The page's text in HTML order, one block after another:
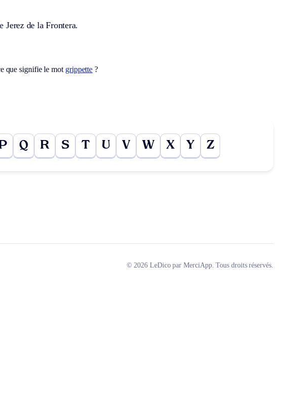
Jerez de la Frontera.
que signifie le mot grippette ?
Q R S T U V W X Y Z
© 2026 LeDico par MerciApp. Tous droits réservés.